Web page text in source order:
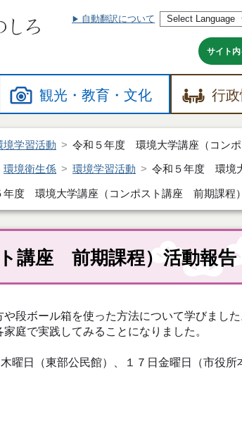
自動翻訳について
サイト
観光・教育・文化 行
境学習活動 令和５年度 環境大学講座（コン
環境衛生係 環境学習活動 令和５年度 環境
年度 環境大学講座（コンポスト講座 前期課程
講座 前期課程）活動報告
段ボール箱を使った方法について学びまし
庭で実践してみることになりました。
曜日（東部公民館）、１７日金曜日（市役所